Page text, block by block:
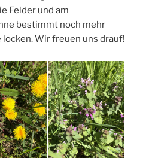
Felder und am
bestimmt noch mehr
Wir freuen uns drauf!